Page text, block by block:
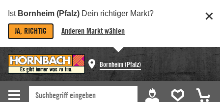
Ist Bornheim (Pfalz) Dein richtiger Markt?
JA, RICHTIG Anderen Markt wählen
Bornheim (Pfalz)